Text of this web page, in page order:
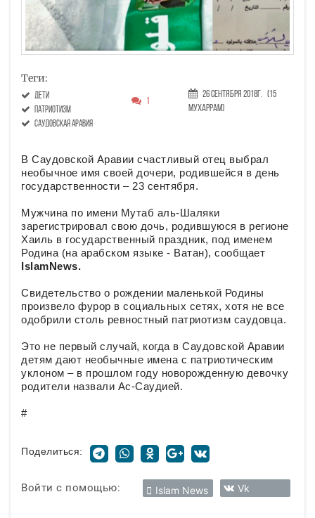
Теги:
дети
патриотизм
саудовская аравия
1
26 Сентября 2018г. (15
Мухаррам)
В Саудовской Аравии счастливый отец выбрал
необычное имя своей дочери, родившейся в день
государственности – 23 сентября.
Мужчина по имени Мутаб аль-Шаляки
зарегистрировал свою дочь, родившуюся в регионе
Хаиль в государственный праздник, под именем
Родина (на арабском языке - Ватан), сообщает
IslamNews.
Свидетельство о рождении маленькой Родины
произвело фурор в социальных сетях, хотя не все
одобрили столь ревностный патриотизм саудовца.
Это не первый случай, когда в Саудовской Аравии
детям дают необычные имена с патриотическим
уклоном – в прошлом году новорожденную девочку
родители назвали Ас-Саудией.
#
Поделиться:
Войти с помощью: Islam News Vk